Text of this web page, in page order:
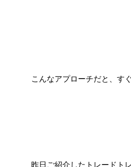
こんなアプローチだと、す
昨日ご紹介したトレードト